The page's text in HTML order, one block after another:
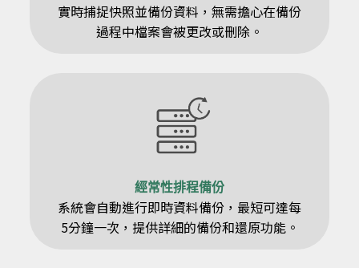
實時捕捉快照並備份資料，無需擔心在備份
過程中檔案會被更改或刪除。
經常性排程備份
系統會自動進行即時資料備份，最短可達每
5分鐘一次，提供詳細的備份和還原功能。